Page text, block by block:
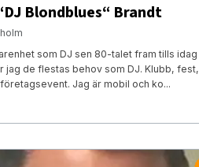
Blondblues“ Brandt
som DJ sen 80-talet fram tills idag
jag de flestas behov som DJ. Klubb, fest,
Jag är mobil och ko...